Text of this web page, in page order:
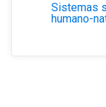
Sistemas
humano-